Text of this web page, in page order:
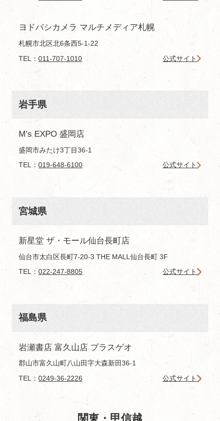
ヨドバシカメラ マルチメディア札幌
札幌市北区北6条西5-1-22
TEL：011-707-1010 公式サイト
岩手県
M’s EXPO 盛岡店
盛岡市みたけ3丁目36-1
TEL：019-648-6100 公式サイト
宮城県
新星堂 ザ・モール仙台長町店
仙台市太白区長町7-20-3 THE MALL仙台長町 3F
TEL：022-247-8805 公式サイト
福島県
岩瀬書店 富久山店 プラスゲオ
郡山市富久山町八山田字大森新田36-1
TEL：0249-36-2226 公式サイト
関東・甲信越